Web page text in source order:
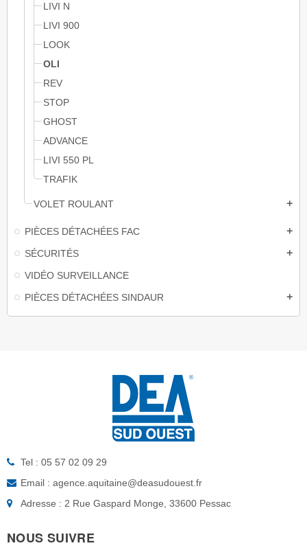
LIVI N
LIVI 900
LOOK
OLI
REV
STOP
GHOST
ADVANCE
LIVI 550 PL
TRAFIK
VOLET ROULANT add
PIÈCES DÉTACHÉES FAC add
SÉCURITÉS add
VIDÉO SURVEILLANCE
PIÈCES DÉTACHÉES SINDAUR
add
Tel : 05 57 02 09 29
Email : agence.aquitaine@deasudouest.fr
Adresse : 2 Rue Gaspard Monge, 33600 Pessac
NOUS SUIVRE